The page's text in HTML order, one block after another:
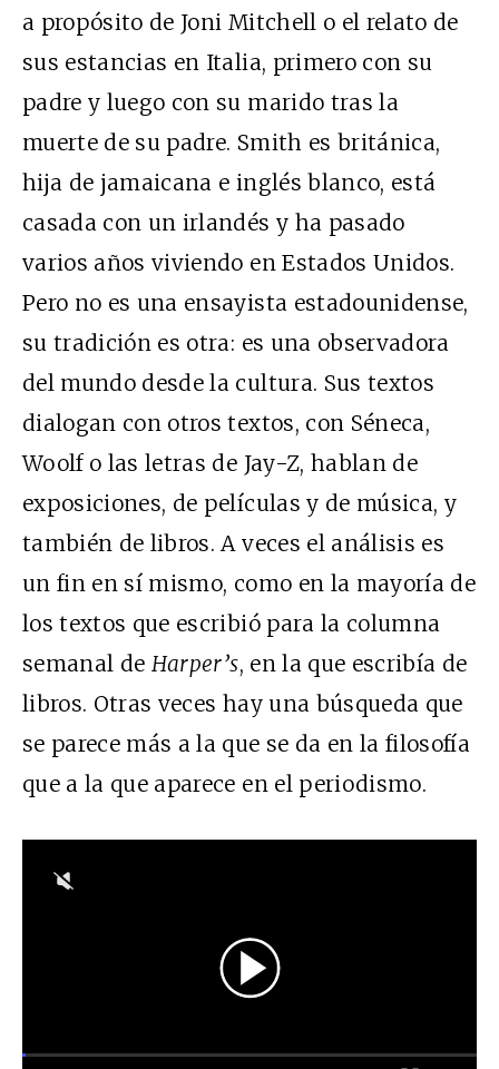
a propósito de Joni Mitchell o el relato de
sus estancias en Italia, primero con su
padre y luego con su marido tras la
muerte de su padre. Smith es británica,
hija de jamaicana e inglés blanco, está
casada con un irlandés y ha pasado
varios años viviendo en Estados Unidos.
Pero no es una ensayista estadounidense,
su tradición es otra: es una observadora
del mundo desde la cultura. Sus textos
dialogan con otros textos, con Séneca,
Woolf o las letras de Jay-Z, hablan de
exposiciones, de películas y de música, y
también de libros. A veces el análisis es
un fin en sí mismo, como en la mayoría de
los textos que escribió para la columna
semanal de Harper’s, en la que escribía de
libros. Otras veces hay una búsqueda que
se parece más a la que se da en la filosofía
que a la que aparece en el periodismo.